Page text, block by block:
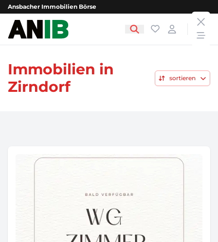
Ansbacher Immobilien Börse
Ansbacher Immobilien Börse Favoriten
Login
Immobilien in
Zirndorf
sortieren